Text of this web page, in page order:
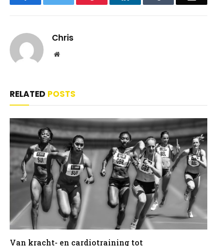
Chris
Website
RELATED POSTS
Van kracht- en cardiotraining tot